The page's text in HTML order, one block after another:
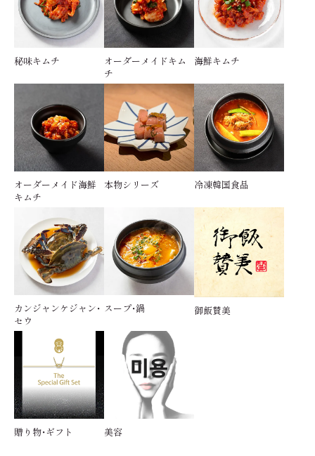
秘味キムチ
オーダーメイドキム
チ
海鮮キムチ
オーダーメイド海鮮
キムチ
本物シリーズ 冷凍韓国食品
カンジャンケジャン・
セウ
スープ・鍋 御飯賛美
贈り物・ギフト 美容